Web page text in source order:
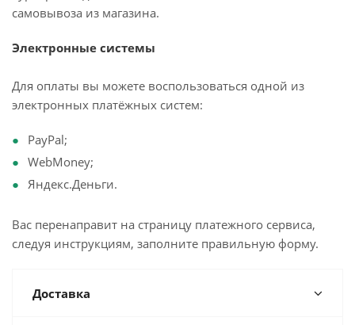
самовывоза из магазина.
Электронные системы
Для оплаты вы можете воспользоваться одной из
электронных платёжных систем:
PayPal;
WebMoney;
Яндекс.Деньги.
Вас перенаправит на страницу платежного сервиса,
следуя инструкциям, заполните правильную форму.
Доставка